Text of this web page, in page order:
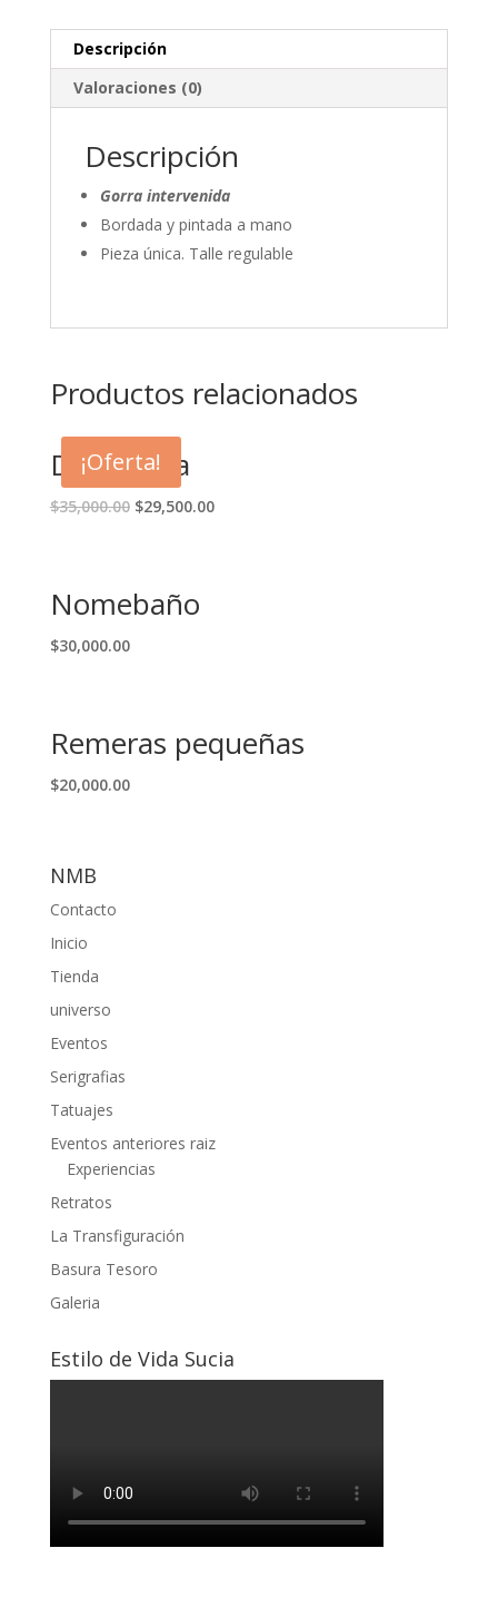
Descripción
Valoraciones (0)
Descripción
Gorra intervenida
Bordada y pintada a mano
Pieza única. Talle regulable
Productos relacionados
¡Oferta!
Doble vida
$35,000.00 $29,500.00
Nomebaño
$30,000.00
Remeras pequeñas
$20,000.00
NMB
Contacto
Inicio
Tienda
universo
Eventos
Serigrafias
Tatuajes
Eventos anteriores raiz
Experiencias
Retratos
La Transfiguración
Basura Tesoro
Galeria
Estilo de Vida Sucia